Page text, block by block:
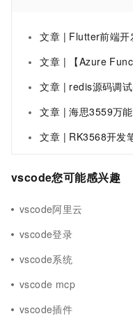
文章 | Flutter前端开发中的调试技巧与工具使用方法，涵盖调试的重要
文章 | 【Azure Function】调试 VS Code
文章 | redis源码调试---
文章 | 海思3559万能
文章 | RK3568开发笔记（三）：RK3568虚拟机基础环境搭
vscode您可能感兴趣
vscode阿里云
vscode登录
vscode系统
vscode mcp
vscode插件